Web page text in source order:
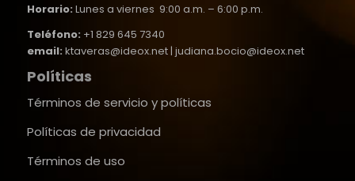
Horario: Lunes a viernes 9:00 a.m. – 6:00 p.m.
Teléfono: +1 829 645 7340
email: ktaveras@ideox.net | judiana.bocio@ideox.net
Políticas
Términos de servicio y políticas
Políticas de privacidad
Términos de uso